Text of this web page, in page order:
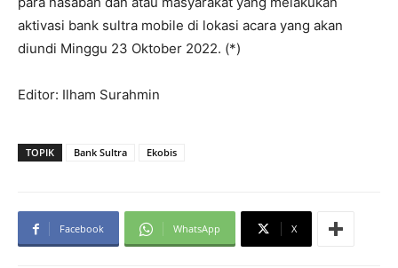
aktivasi bank sultra mobile di lokasi acara yang akan
diundi Minggu 23 Oktober 2022. (*)
Editor: Ilham Surahmin
TOPIK Bank Sultra Ekobis
Facebook WhatsApp X